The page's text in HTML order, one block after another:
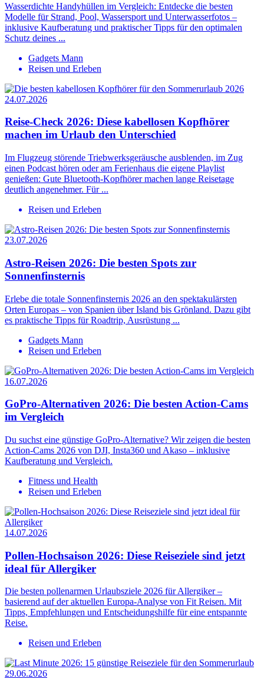
Wasserdichte Handyhüllen im Vergleich: Entdecke die besten
Modelle für Strand, Pool, Wassersport und Unterwasserfotos –
inklusive Kaufberatung und praktischer Tipps für den optimalen
Schutz deines ...
Gadgets Mann
Reisen und Erleben
24.07.2026
Reise-Check 2026: Diese kabellosen Kopfhörer
machen im Urlaub den Unterschied
Im Flugzeug störende Triebwerksgeräusche ausblenden, im Zug
einen Podcast hören oder am Ferienhaus die eigene Playlist
genießen: Gute Bluetooth-Kopfhörer machen lange Reisetage
deutlich angenehmer. Für ...
Reisen und Erleben
23.07.2026
Astro-Reisen 2026: Die besten Spots zur
Sonnenfinsternis
Erlebe die totale Sonnenfinsternis 2026 an den spektakulärsten
Orten Europas – von Spanien über Island bis Grönland. Dazu gibt
es praktische Tipps für Roadtrip, Ausrüstung ...
Gadgets Mann
Reisen und Erleben
16.07.2026
GoPro-Alternativen 2026: Die besten Action-Cams
im Vergleich
Du suchst eine günstige GoPro-Alternative? Wir zeigen die besten
Action-Cams 2026 von DJI, Insta360 und Akaso – inklusive
Kaufberatung und Vergleich.
Fitness und Health
Reisen und Erleben
14.07.2026
Pollen-Hochsaison 2026: Diese Reiseziele sind jetzt
ideal für Allergiker
Die besten pollenarmen Urlaubsziele 2026 für Allergiker –
basierend auf der aktuellen Europa-Analyse von Fit Reisen. Mit
Tipps, Empfehlungen und Entscheidungshilfe für eine entspannte
Reise.
Reisen und Erleben
29.06.2026